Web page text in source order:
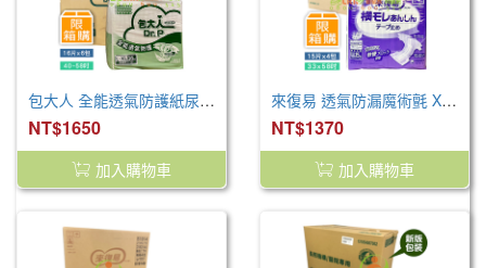
包大人 全能透氣防護紙尿褲 L-XL (16片/包 6包/箱)
NT$1650
加入購物車
來復易 透氣防漏魔術氈 XL 15片/4包/箱
NT$1370
加入購物車